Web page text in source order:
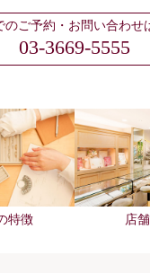
のご予約・お問い合わせ
03-3669-5555
特徴 店